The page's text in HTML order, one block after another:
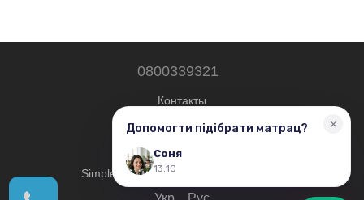
0800339321
Контакты
Полная версия сайта
© 2019—2026
Simplershop — Все права защищены.